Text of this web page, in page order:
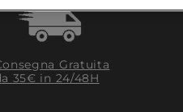
Gratuita
35€​ in 24/48H